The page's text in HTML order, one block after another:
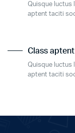
Quisque luctus
aptent taciti
Class
Quisque luctus
aptent taciti